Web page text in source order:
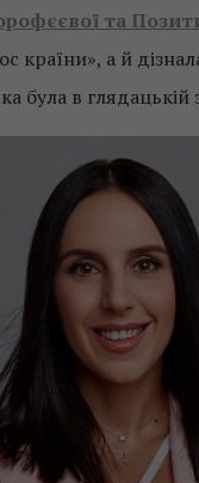
та
країни», а й
була в глядацькій